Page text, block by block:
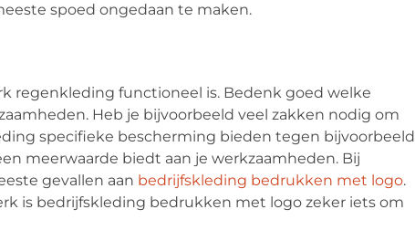
spoed ongedaan te maken.
regenkleding functioneel is. Bedenk goed welke
Heb je bijvoorbeeld veel zakken nodig om
specifieke bescherming bieden tegen bijvoorbeeld
meerwaarde biedt aan je werkzaamheden. Bij
gevallen aan bedrijfskleding bedrukken met logo.
is bedrijfskleding bedrukken met logo zeker iets om